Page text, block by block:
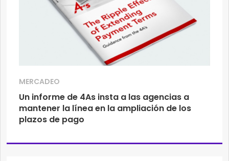
MERCADEO
Un informe de 4As insta a las agencias a
mantener la línea en la ampliación de los
plazos de pago